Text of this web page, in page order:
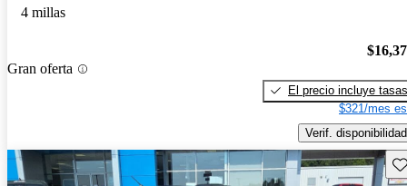
4 millas
Gran oferta
El precio incluye tasas
$321/mes
Verif. disponibilidad